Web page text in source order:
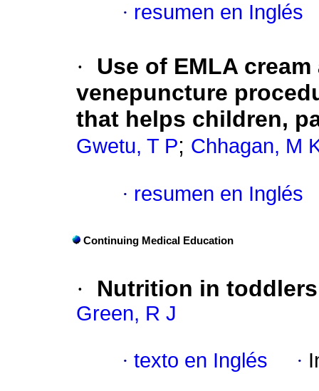
· resumen en Inglés
·
Use of EMLA
venepuncture
that helps children,
Gwetu, T P; Chhagan, M
· resumen en Inglés
Continuing Medical Education
· Nutrition in toddlers
Green, R J
· texto en Inglés ·